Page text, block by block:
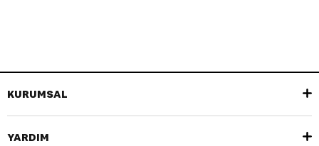
KURUMSAL
YARDIM